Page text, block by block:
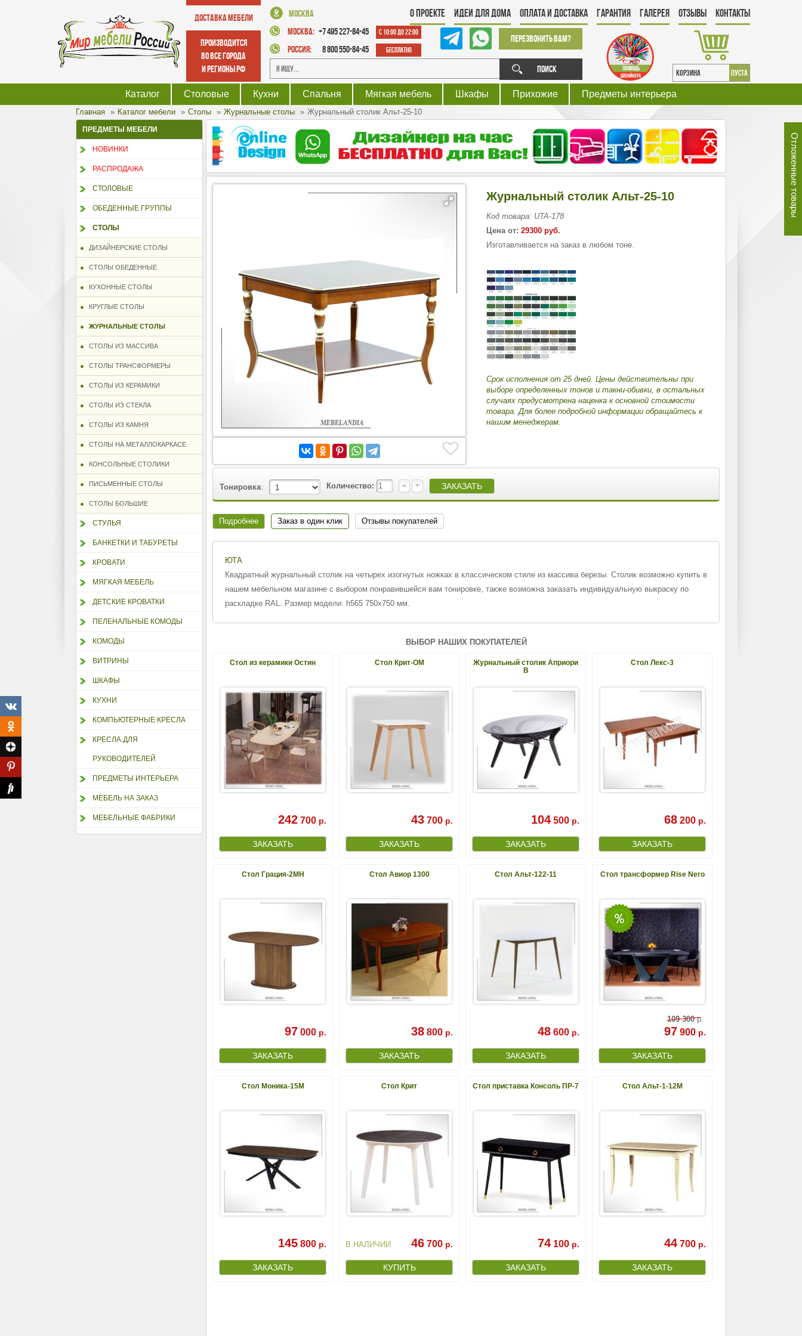
Доставка мебели
производится
во все города
и регионы РФ
Москва
Москва: +7 495 227-84-45 с 10:00 до 22:00
Россия: 8 800 550-84-45 Бесплатно
Перезвонить Вам?
Поиск КОРЗИНА пуста
О проекте Идеи для дома Оплата и Доставка Гарантия Галерея Отзывы Контакты
Каталог Столовые Кухни Спальня Мягкая мебель Шкафы Прихожие Предметы интерьера
Главная Каталог мебели Столы Журнальные столы Журнальный столик Альт-25-10
ПРЕДМЕТЫ МЕБЕЛИ
НОВИНКИ
РАСПРОДАЖА
СТОЛОВЫЕ
ОБЕДЕННЫЕ ГРУППЫ
СТОЛЫ
ДИЗАЙНЕРСКИЕ СТОЛЫ
СТОЛЫ ОБЕДЕННЫЕ
КУХОННЫЕ СТОЛЫ
КРУГЛЫЕ СТОЛЫ
ЖУРНАЛЬНЫЕ СТОЛЫ
СТОЛЫ ИЗ МАССИВА
СТОЛЫ ТРАНСФОРМЕРЫ
СТОЛЫ ИЗ КЕРАМИКИ
СТОЛЫ ИЗ СТЕКЛА
СТОЛЫ ИЗ КАМНЯ
СТОЛЫ НА МЕТАЛЛОКАРКАСЕ
КОНСОЛЬНЫЕ СТОЛИКИ
ПИСЬМЕННЫЕ СТОЛЫ
СТОЛЫ БОЛЬШИЕ
СТУЛЬЯ
БАНКЕТКИ И ТАБУРЕТЫ
КРОВАТИ
МЯГКАЯ МЕБЕЛЬ
ДЕТСКИЕ КРОВАТКИ
ПЕЛЕНАЛЬНЫЕ КОМОДЫ
КОМОДЫ
ВИТРИНЫ
ШКАФЫ
КУХНИ
КОМПЬЮТЕРНЫЕ КРЕСЛА
КРЕСЛА ДЛЯ
РУКОВОДИТЕЛЕЙ
ПРЕДМЕТЫ ИНТЕРЬЕРА
МЕБЕЛЬ НА ЗАКАЗ
МЕБЕЛЬНЫЕ ФАБРИКИ
Журнальный столик Альт-25-10
Код товара: UTA-178
Цена от: 29300 руб.
Изготавливается на заказ в любом тоне.
Срок исполнения от 25 дней. Цены действительны при
выборе определенных тонов и такни-обивки, в остальных
случаях предусмотрена наценка к основной стоимости
товара. Для более подробной информации обращайтесь к
нашим менеджерам.
Тонировка: Количество:
Подробнее Заказ в один клик Отзывы покупателей
ЮТА
Квадратный журнальный столик на четырех изогнутых ножках в классическом стиле из массива березы. Столик возможно купить в
нашем мебельном магазине с выбором понравившейся вам тонировке, также возможна заказать индивидуальную выкраску по
раскладке RAL. Размер модели: h565 750х750 мм.
ВЫБОР НАШИХ ПОКУПАТЕЛЕЙ
Стол из керамики Остин
242 700 р.
Стол Крит-ОМ
43 700 р.
Журнальный столик Априори
В
104 500 р.
Стол Лекс-3
68 200 р.
Стол Грация-2МН
97 000 р.
Стол Авиор 1300
38 800 р.
Стол Альт-122-11
48 600 р.
Стол трансформер Rise Nero
109 300р.
97 900 р.
Стол Моника-15М
145 800 р.
Стол Крит
В НАЛИЧИИ 46 700 р.
Стол приставка Консоль ПР-7
74 100 р.
Стол Альт-1-12М
44 700 р.
Отложенные товары